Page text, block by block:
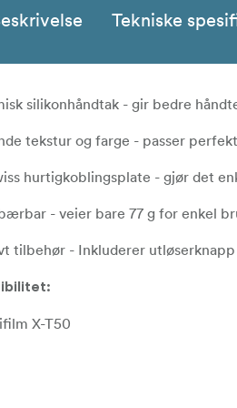
Tekniske
silikonhåndtak - gir bedre
tekstur og farge - passer
hurtigkoblingsplate - gjør det
- veier bare 77 g for enkel
tilbehør - Inkluderer
X-T50